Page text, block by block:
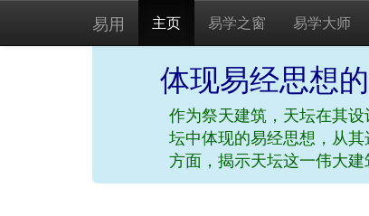
易用 主页 易学之窗 易学大师
体现易经思想
作为祭天建筑，天坛在其
坛中体现的易经思想，从
方面，揭示天坛这一伟大建